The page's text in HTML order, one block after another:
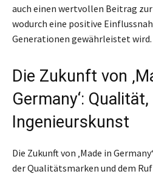
auch einen wertvollen Beitrag
wodurch eine positive
Generationen gewährleistet wird.
Die Zukunft von
Germany‘:
Ingenieurskunst
Die Zukunft von ‚Made in
der Qualitätsmarken und dem